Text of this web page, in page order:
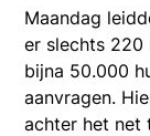
Maandag
er slechts 220
bijna 50.000
aanvragen.
achter het net